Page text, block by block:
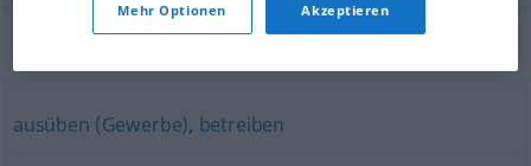
Synonyme für "nachgehen"
ausüben (Gewerbe), betreiben
Mehr Optionen Akzeptieren